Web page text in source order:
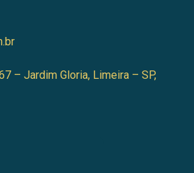
– Jardim Gloria, Limeira – SP,